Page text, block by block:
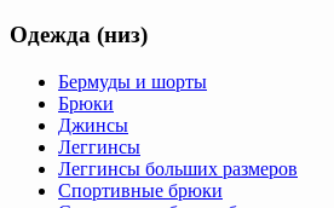
Одежда (низ)
Бермуды и шорты
Брюки
Джинсы
Леггинсы
Леггинсы больших размеров
Спортивные брюки